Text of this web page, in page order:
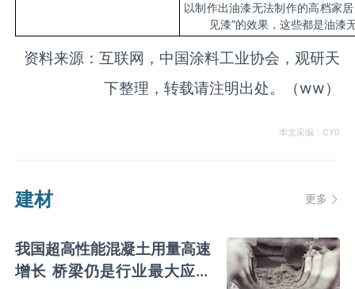
以制作出油漆无法制作的高档家
见漆”的效果，这些都是油漆
资料来源：互联网，中国涂料工业协会，观研天
下整理，转载请注明出处。（ww）
本文采编：CY0
建材 更多
我国超高性能混凝土用量高速
增长 桥梁仍是行业最大应用